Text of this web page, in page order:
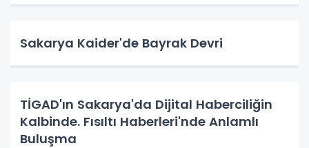
Sakarya Kaider'de Bayrak Devri
TİGAD'ın Sakarya'da Dijital Haberciliğin
Kalbinde. Fısıltı Haberleri'nde Anlamlı
Buluşma